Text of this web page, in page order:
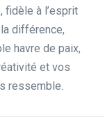
fidèle à l’esprit
différence,
havre de paix,
et vos
ressemble.